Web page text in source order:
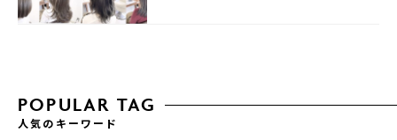
POPULAR TAG
人気のキーワード